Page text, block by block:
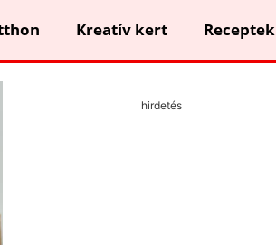
Kreatív kert Receptek
hirdetés